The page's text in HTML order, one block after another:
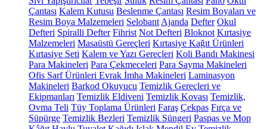
Çantası Kalem Kutusu Beslenme Çantası Resim Boyaları ve
Resim Boya Malzemeleri Selobant Ajanda Defter Okul
Defteri Spiralli Defter Fihrist Not Defteri Bloknot Kırtasiye
Malzemeleri Masaüstü Gereçleri Kırtasiye Kağıt Ürünleri
Kırtasiye Seti Kalem ve Yazı Gereçleri Koli Bandı Makinesi
Para Makineleri Para Çekmeceleri Para Sayma Makineleri
Ofis Sarf Ürünleri Evrak İmha Makineleri Laminasyon
Makineleri Barkod Okuyucu Temizlik Gereçleri ve
Ekipmanları Temizlik Eldiveni Temizlik Kovası Temizlik,
Ovma Teli Tüy Toplama Ürünleri Faraş Çekpas Fırça ve
Süpürge Temizlik Bezleri Temizlik Süngeri Paspas ve Mop